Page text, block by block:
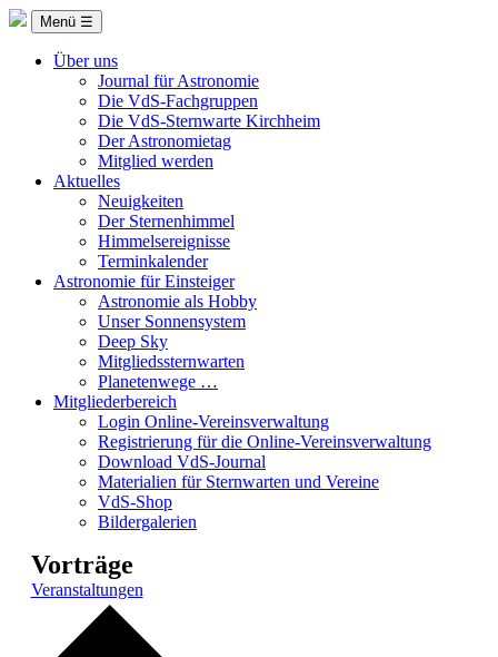
Menü ☰
Über uns
Journal für Astronomie
Die VdS-Fachgruppen
Die VdS-Sternwarte Kirchheim
Der Astronomietag
Mitglied werden
Aktuelles
Neuigkeiten
Der Sternenhimmel
Himmelsereignisse
Terminkalender
Astronomie für Einsteiger
Astronomie als Hobby
Unser Sonnensystem
Deep Sky
Mitgliedssternwarten
Planetenwege …
Mitgliederbereich
Login Online-Vereinsverwaltung
Registrierung für die Online-Vereinsverwaltung
Download VdS-Journal
Materialien für Sternwarten und Vereine
VdS-Shop
Bildergalerien
Vorträge
Veranstaltungen